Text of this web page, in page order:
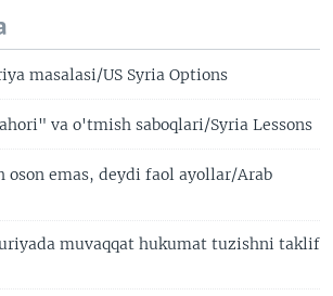
masalasi/US Syria Options
va o'tmish saboqlari/Syria Lessons
oson emas, deydi faol ayollar/Arab
muvaqqat hukumat tuzishni taklif